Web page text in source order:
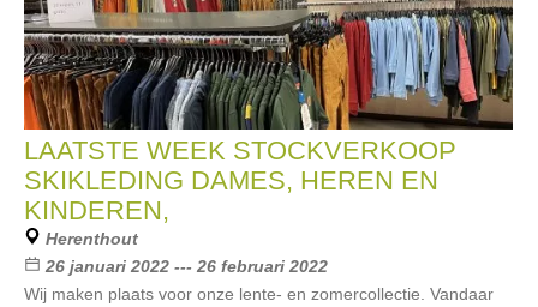
LAATSTE WEEK STOCKVERKOOP
SKIKLEDING DAMES, HEREN EN
KINDEREN,
Herenthout
26 januari 2022 --- 26 februari 2022
Wij maken plaats voor onze lente- en zomercollectie. Vandaar